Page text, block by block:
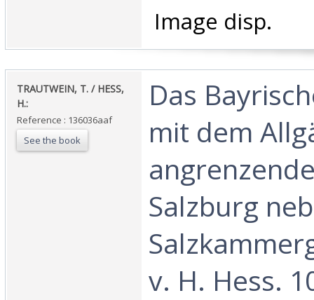
‎ Image disp.‎
‎TRAUTWEIN, T. / HESS,
H.:‎
Reference : 136036aaf
See the book
‎Das
mit dem
Salzburg
v. H. Hess.